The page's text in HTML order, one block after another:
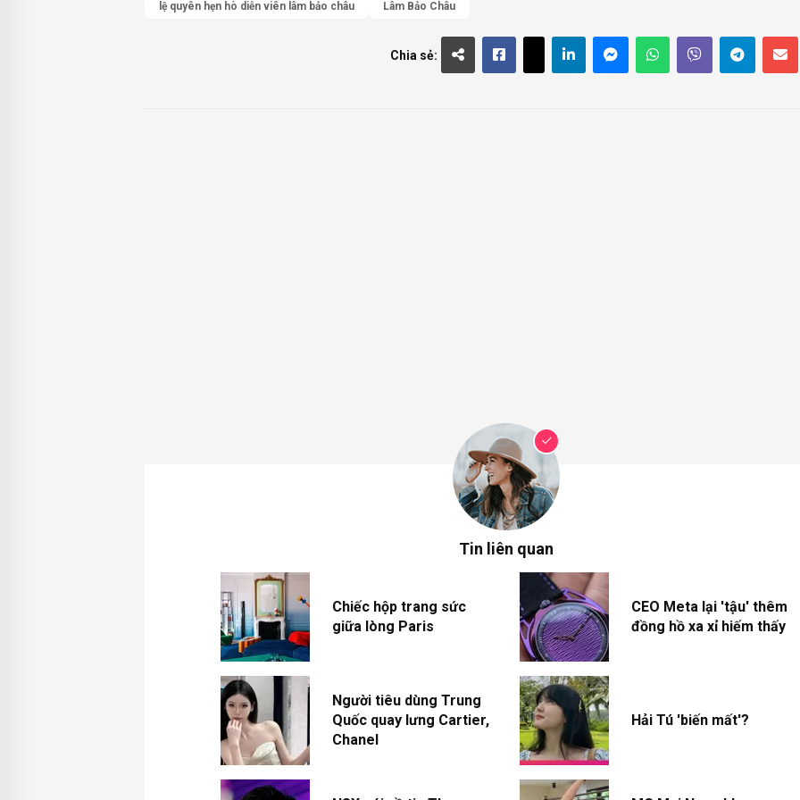
lệ quyên hẹn hò diễn viên lâm bảo châu
Lâm Bảo Châu
Chia sẻ:
Tin liên quan
Chiếc hộp trang sức
giữa lòng Paris
CEO Meta lại 'tậu' thêm
đồng hồ xa xỉ hiếm thấy
Người tiêu dùng Trung
Quốc quay lưng Cartier,
Chanel
Hải Tú 'biến mất'?